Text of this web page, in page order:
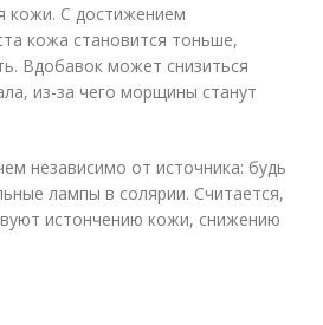
кожи. С достижением
кожа становится тоньше,
Вдобавок может снизиться
из-за чего морщины станут
независимо от источника: будь
лампы в солярии. Считается,
истончению кожи, снижению